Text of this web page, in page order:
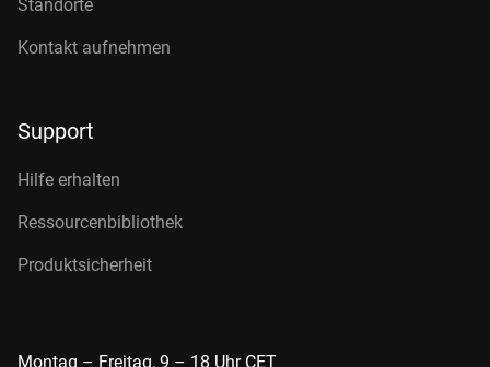
Standorte
Kontakt aufnehmen
Support
Hilfe erhalten
Ressourcenbibliothek
Produktsicherheit
Montag – Freitag, 9 – 18 Uhr CET